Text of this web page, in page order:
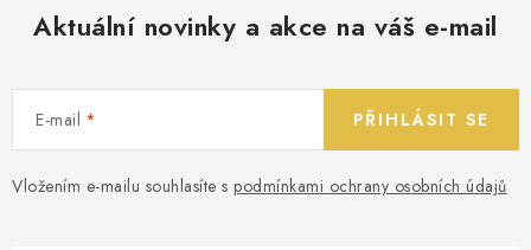
Aktuální novinky a akce na váš e-mail
E-mail
Vložením e-mailu souhlasíte s podmínkami ochrany osobních údajů
PŘIHLÁSIT SE